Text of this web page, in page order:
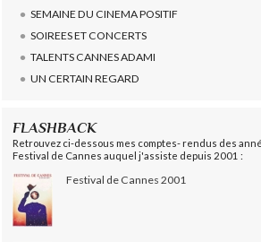
SEMAINE DU CINEMA POSITIF
SOIREES ET CONCERTS
TALENTS CANNES ADAMI
UN CERTAIN REGARD
FLASHBACK
Retrouvez ci-dessous mes comptes- rendus des
Festival de Cannes auquel j'assiste depuis 2001 :
Festival de Cannes 2001